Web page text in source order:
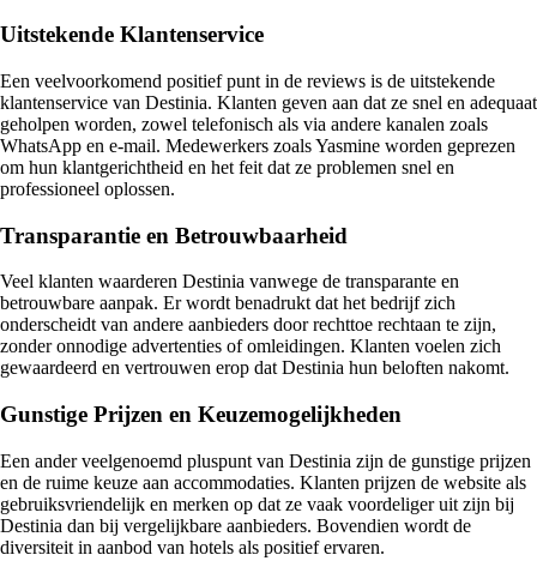
Uitstekende Klantenservice
Een veelvoorkomend positief punt in de reviews is de uitstekende
klantenservice van Destinia. Klanten geven aan dat ze snel en adequaat
geholpen worden, zowel telefonisch als via andere kanalen zoals
WhatsApp en e-mail. Medewerkers zoals Yasmine worden geprezen
om hun klantgerichtheid en het feit dat ze problemen snel en
professioneel oplossen.
Transparantie en Betrouwbaarheid
Veel klanten waarderen Destinia vanwege de transparante en
betrouwbare aanpak. Er wordt benadrukt dat het bedrijf zich
onderscheidt van andere aanbieders door rechttoe rechtaan te zijn,
zonder onnodige advertenties of omleidingen. Klanten voelen zich
gewaardeerd en vertrouwen erop dat Destinia hun beloften nakomt.
Gunstige Prijzen en Keuzemogelijkheden
Een ander veelgenoemd pluspunt van Destinia zijn de gunstige prijzen
en de ruime keuze aan accommodaties. Klanten prijzen de website als
gebruiksvriendelijk en merken op dat ze vaak voordeliger uit zijn bij
Destinia dan bij vergelijkbare aanbieders. Bovendien wordt de
diversiteit in aanbod van hotels als positief ervaren.